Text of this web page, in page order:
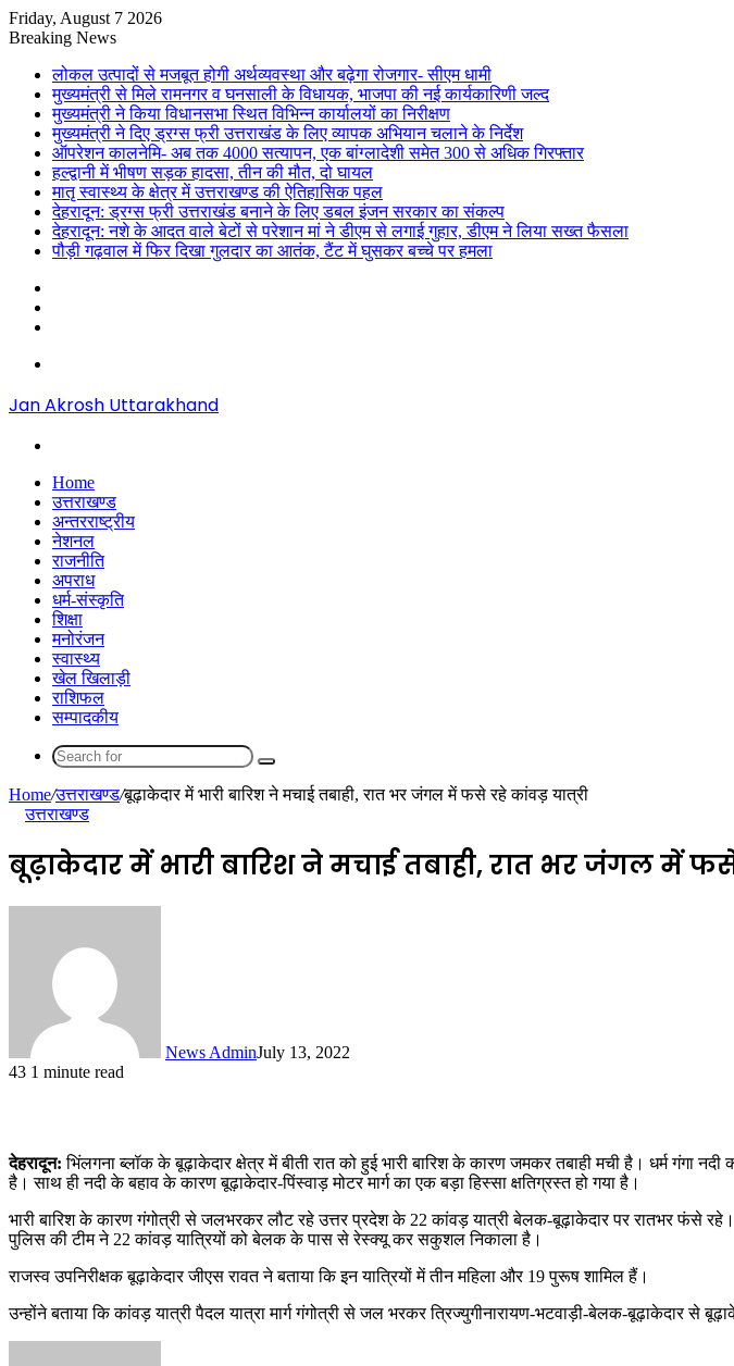
Friday, August 7 2026
Breaking News
लोकल उत्पादों से मजबूत होगी अर्थव्यवस्था और बढ़ेगा रोजगार- सीएम धामी
मुख्यमंत्री से मिले रामनगर व घनसाली के विधायक, भाजपा की नई कार्यकारिणी जल्द
मुख्यमंत्री ने किया विधानसभा स्थित विभिन्न कार्यालयों का निरीक्षण
मुख्यमंत्री ने दिए ड्रग्स फ्री उत्तराखंड के लिए व्यापक अभियान चलाने के निर्देश
ऑपरेशन कालनेमि- अब तक 4000 सत्यापन, एक बांग्लादेशी समेत 300 से अधिक गिरफ्तार
हल्द्वानी में भीषण सड़क हादसा, तीन की मौत, दो घायल
मातृ स्वास्थ्य के क्षेत्र में उत्तराखण्ड की ऐतिहासिक पहल
देहरादून: ड्रग्स फ्री उत्तराखंड बनाने के लिए डबल इंजन सरकार का संकल्प
देहरादून: नशे के आदत वाले बेटों से परेशान मां ने डीएम से लगाई गुहार, डीएम ने लिया सख्त फैसला
पौड़ी गढ़वाल में फिर दिखा गुलदार का आतंक, टैंट में घुसकर बच्चे पर हमला
Jan Akrosh Uttarakhand
Home
उत्तराखण्ड
अन्तरराष्ट्रीय
नेशनल
राजनीति
अपराध
धर्म-संस्कृति
शिक्षा
मनोरंजन
स्वास्थ्य
खेल खिलाड़ी
राशिफल
सम्पादकीय
Search
for
Home/उत्तराखण्ड/बूढ़ाकेदार में भारी बारिश ने मचाई तबाही, रात भर जंगल में फसे रहे कांवड़ यात्री
उत्तराखण्ड
बूढ़ाकेदार में भारी बारिश ने मचाई तबाही, रात भर जंगल में फसे
News AdminJuly 13, 2022
43 1 minute read
देहरादून:भिंलगना ब्लॉक के बूढ़ाकेदार क्षेत्र में बीती रात को हुई भारी बारिश के कारण जमकर तबाही मची है। धर्म
है। साथ ही नदी के बहाव के कारण बूढ़ाकेदार-पिंस्वाड़ मोटर मार्ग का एक बड़ा हिस्सा क्षतिग्रस्त हो गया है।
भारी बारिश के कारण गंगोत्री से जलभरकर लौट रहे उत्तर प्रदेश के 22 कांवड़ यात्री बेलक-बूढ़ाकेदार पर रातभर फंसे
पुलिस की टीम ने 22 कांवड़ यात्रियों को बेलक के पास से रेस्क्यू कर सकुशल निकाला है।
राजस्व उपनिरीक्षक बूढ़ाकेदार जीएस रावत ने बताया कि इन यात्रियों में तीन महिला और 19 पुरूष शामिल हैं।
उन्होंने बताया कि कांवड़ यात्री पैदल यात्रा मार्ग गंगोत्री से जल भरकर त्रिज्युगीनारायण-भटवाड़ी-बेलक-बूढ़ाकेदार